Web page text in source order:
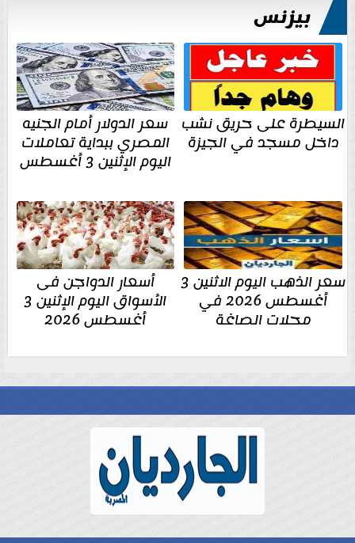
بيزنس
السيطرة على حريق نشب
داخل مسجد في الجيزة
سعر الدولار أمام الجنيه
المصري ببداية تعاملات
اليوم الإثنين 3 أغسطس
سعر الذهب اليوم الاثنين 3
أغسطس 2026 في
محلات الصاغة
أسعار الدواجن فى
الأسواق اليوم الإثنين 3
أغسطس 2026